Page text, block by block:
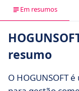
Em resumos
resumo
O HOGUNSOFT